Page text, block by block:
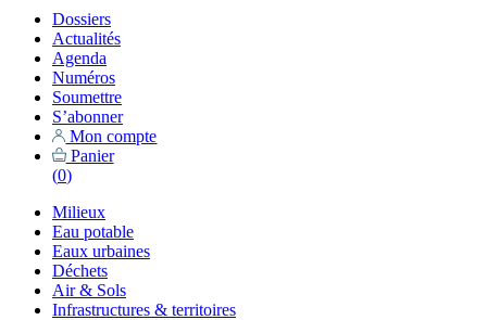
Dossiers
Actualités
Agenda
Numéros
Soumettre
S’abonner
Mon compte
Panier
(0)
Milieux
Eau potable
Eaux urbaines
Déchets
Air & Sols
Infrastructures & territoires